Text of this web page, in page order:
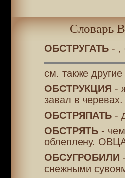
Словарь
ОБСТРУГАТЬ- ,
см. также
ОБСТРУКЦИЯ -
завал в черевах.
ОБСТРЯПАТЬ-
ОБСТРЯТЬ-
облеплену.
ОБСУГРОБИЛИ
снежными